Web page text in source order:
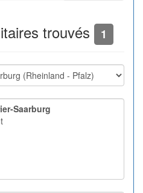
trouvés 1
Saarburg